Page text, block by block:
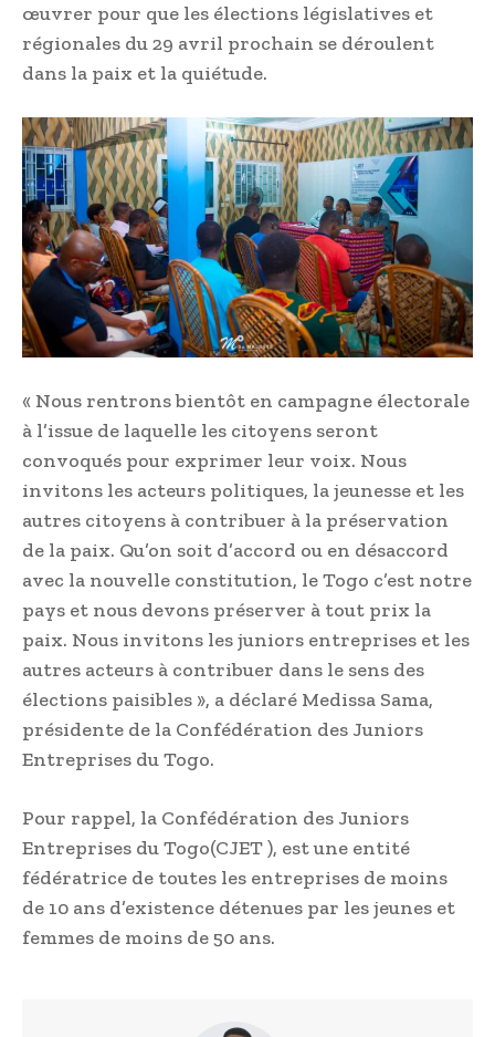
œuvrer pour que les élections législatives et
régionales du 29 avril prochain se déroulent
dans la paix et la quiétude.
« Nous rentrons bientôt en campagne électorale
à l’issue de laquelle les citoyens seront
convoqués pour exprimer leur voix. Nous
invitons les acteurs politiques, la jeunesse et les
autres citoyens à contribuer à la préservation
de la paix. Qu’on soit d’accord ou en désaccord
avec la nouvelle constitution, le Togo c’est notre
pays et nous devons préserver à tout prix la
paix. Nous invitons les juniors entreprises et les
autres acteurs à contribuer dans le sens des
élections paisibles », a déclaré Medissa Sama,
présidente de la Confédération des Juniors
Entreprises du Togo.
Pour rappel, la Confédération des Juniors
Entreprises du Togo(CJET ), est une entité
fédératrice de toutes les entreprises de moins
de 10 ans d’existence détenues par les jeunes et
femmes de moins de 50 ans.